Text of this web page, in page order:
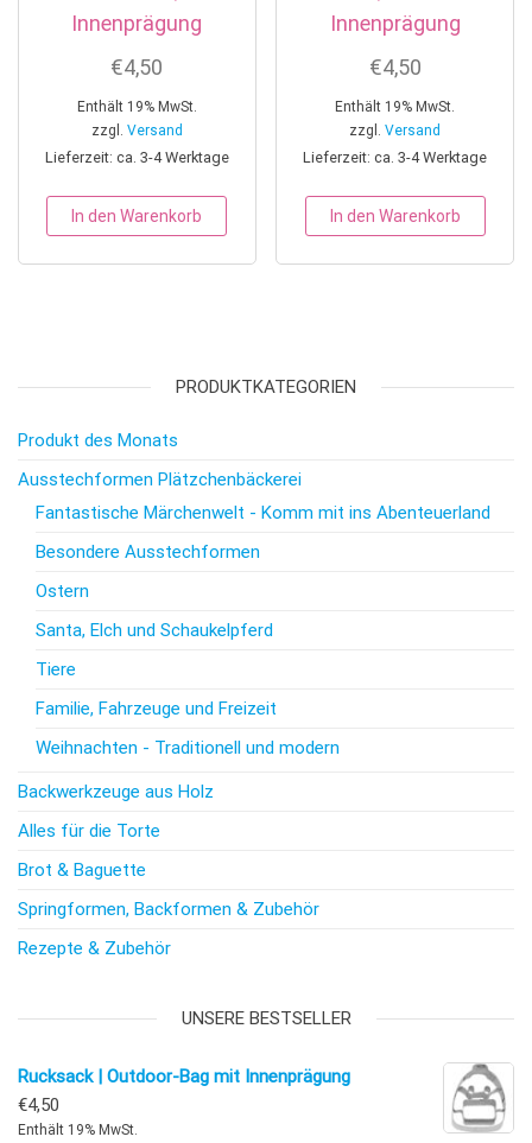
Innenprägung
€4,50
Enthält 19% MwSt.
zzgl. Versand
Lieferzeit: ca. 3-4 Werktage
In den Warenkorb
Innenprägung
€4,50
Enthält 19% MwSt.
zzgl.Versand
Lieferzeit: ca. 3-4 Werktage
In den Warenkorb
PRODUKTKATEGORIEN
Produkt des Monats
Ausstechformen Plätzchenbäckerei
Fantastische Märchenwelt - Komm mit ins Abenteuerland
Besondere Ausstechformen
Ostern
Santa, Elch und Schaukelpferd
Tiere
Familie, Fahrzeuge und Freizeit
Weihnachten - Traditionell und modern
Backwerkzeuge aus Holz
Alles für die Torte
Brot & Baguette
Springformen, Backformen & Zubehör
Rezepte & Zubehör
UNSERE BESTSELLER
Rucksack | Outdoor-Bag mit Innenprägung
€4,50
Enthält 19% MwSt.